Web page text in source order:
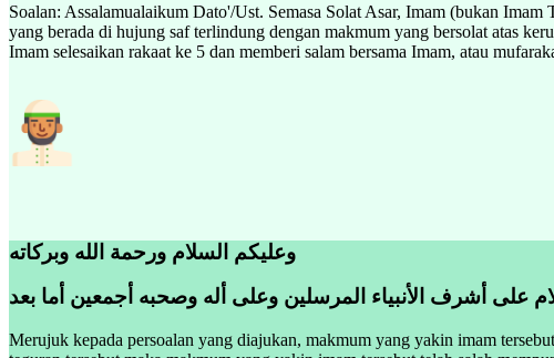
Soalan: Assalamualaikum Dato'/Ust. Semasa Solat Asar, Imam (bukan
yang berada di hujung saf terlindung dengan makmum yang bersolat atas
Imam selesaikan rakaat ke 5 dan memberi salam bersama Imam, atau
على أشرف الأنبياء المرسلين وعلى أله وصحبه أجمعين أما بعد
Merujuk kepada persoalan yang diajukan, makmum yang yakin imam